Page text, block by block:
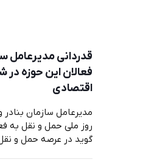
قدردانی مدیرعامل
فعالان این حوزه
اقتصادی
مدیرعامل سازمان بنادر
روز ملی حمل و نقل به
گوید در عرصه حمل و